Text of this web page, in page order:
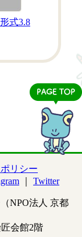
形式3.8
リシー
Twitter
NPO法人 京都
会館2階